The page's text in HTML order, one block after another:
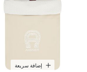
إضافة سريعة